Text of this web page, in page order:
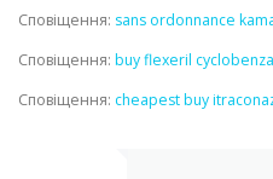
Сповіщення: sans ordonnance
Сповіщення: buy flexeril
Сповіщення: cheapest buy